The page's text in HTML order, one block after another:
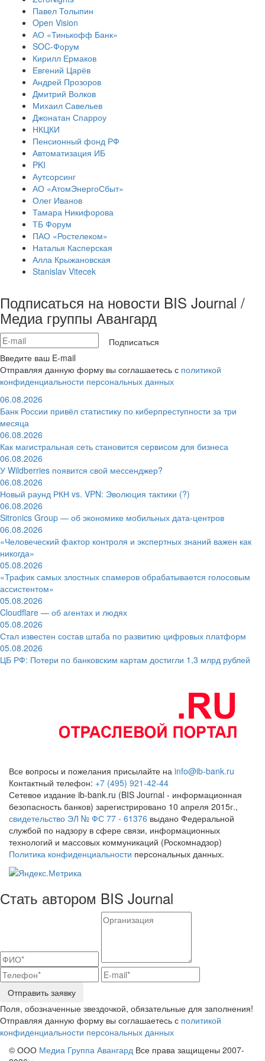
Павел Толыпин
Open Vision
АО «Тинькофф Банк»
SOC-Форум
Кирилл Ермаков
Евгений Царёв
Андрей Прозоров
Дмитрий Волков
Михаил Савельев
Джонатан Спарроу
НКЦКИ
Пенсионный фонд РФ
Автоматизация ИБ
PKI
Аутсорсинг
АО «АтомЭнергоСбыт»
Олег Иванов
Тамара Никифорова
ТБ Форум
ПАО «Ростелеком»
Наталья Касперская
Алла Крыжановская
Stanislav Vitecek
Подписаться на новости BIS Journal /
Медиа группы Авангард
Подписаться
Введите ваш E-mail
Отправляя данную форму вы соглашаетесь с политикой
конфиденциальности персональных данных
06.08.2026
Банк России привёл статистику по киберпреступности за три
месяца
06.08.2026
Как магистральная сеть становится сервисом для бизнеса
06.08.2026
У Wildberries появится свой мессенджер?
06.08.2026
Новый раунд РКН vs. VPN: Эволюция тактики (?)
06.08.2026
Sitronics Group — об экономике мобильных дата-центров
06.08.2026
«Человеческий фактор контроля и экспертных знаний важен как
никогда»
05.08.2026
«Трафик самых злостных спамеров обрабатывается голосовым
ассистентом»
05.08.2026
Cloudflare — об агентах и людях
05.08.2026
Стал известен состав штаба по развитию цифровых платформ
05.08.2026
ЦБ РФ: Потери по банковским картам достигли 1,3 млрд рублей
Все вопросы и пожелания присылайте на info@ib-bank.ru
Контактный телефон: +7 (495) 921-42-44
Сетевое издание ib-bank.ru (BIS Journal - информационная
безопасность банков) зарегистрировано 10 апреля 2015г.,
свидетельство ЭЛ № ФС 77 - 61376 выдано Федеральной
службой по надзору в сфере связи, информационных
технологий и массовых коммуникаций (Роскомнадзор)
Политика конфиденциальности персональных данных.
Стать автором BIS Journal
Отправить заявку
Поля, обозначенные звездочкой, обязательные для заполнения!
Отправляя данную форму вы соглашаетесь с политикой
конфиденциальности персональных данных
© ООО Медиа Группа Авангард Все права защищены 2007-